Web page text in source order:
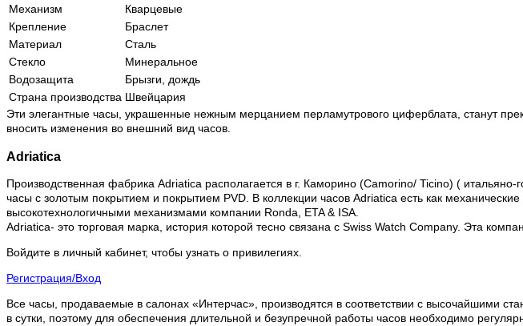
Механизм
Кварцевые
Крепление
Браслет
Материал
Сталь
Стекло
Минеральное
Водозащита
Брызги, дождь
Страна производства Швейцария
Эти элегантные часы, украшенные нежным мерцанием перламутрового циферблата, станут
вносить изменения во внешний вид часов.
Adriatica
Производственная фабрика Adriatica располагается в г. Каморино (Camorino/ Ticino) (
часы с золотым покрытием и покрытием PVD. В коллекции часов Adriatica есть как
высокотехнологичными механизмами компании Ronda, ETA & ISA.
Adriatica- это торговая марка, история которой тесно связана с Swiss Watch Company. Эта
Войдите в личный кабинет, чтобы узнать о привилегиях.
Регистрация/Вход
Все часы, продаваемые в салонах «Интерчас», производятся в соответствии с высочайшими
в сутки, поэтому для обеспечения длительной и безупречной работы часов необходимо